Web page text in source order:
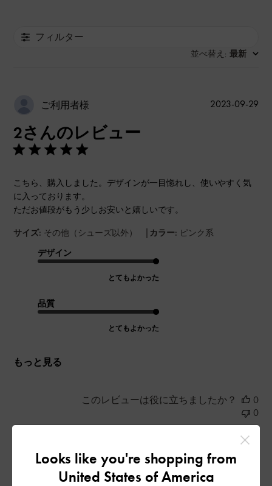
フィルター
並べ替え : 最新
ご利用者様
2さんのレビュー
こちら、購入しました。デザインが一目惚れし、使いやすく気
に入っております。
ただお値段がもう少しお安いと嬉しいです。
サイズ: その他（シューズ以外） | カラー: ピンク系
デザイン
とてもよかった
品質
とてもよかった
もっと見る
公
2023-09-29
このレビューは役に立ちましたか？
0
0
ご利用者様 2023-06-26
Looks like you're shopping from
United States of America